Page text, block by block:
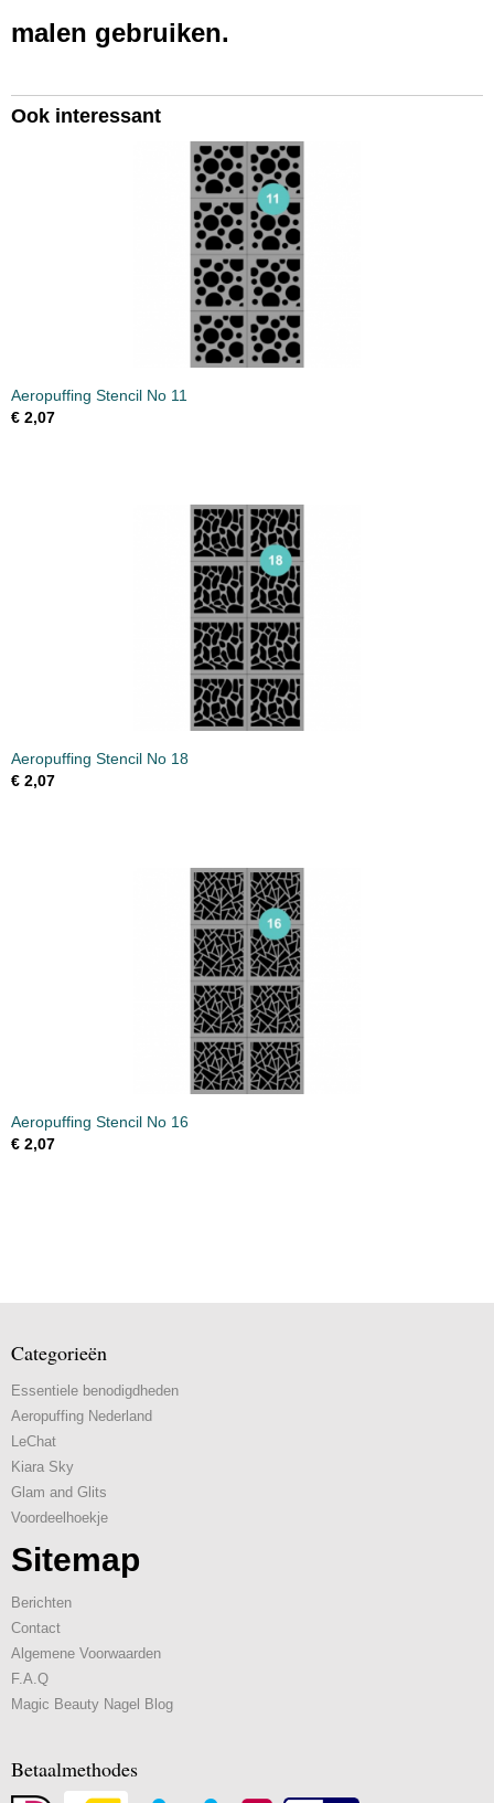
malen gebruiken.
Ook interessant
Aeropuffing Stencil No 11
€ 2,07
Aeropuffing Stencil No 18
€ 2,07
Aeropuffing Stencil No 16
€ 2,07
Categorieën
Essentiele benodigdheden
Aeropuffing Nederland
LeChat
Kiara Sky
Glam and Glits
Voordeelhoekje
Sitemap
Berichten
Contact
Algemene Voorwaarden
F.A.Q
Magic Beauty Nagel Blog
Betaalmethodes